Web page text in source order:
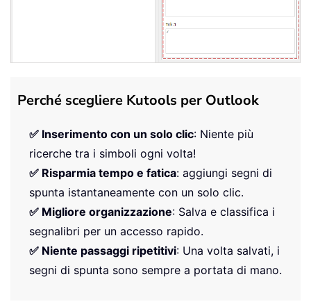
Perché scegliere Kutools per Outlook
✅ Inserimento con un solo clic: Niente più
ricerche tra i simboli ogni volta!
✅ Risparmia tempo e fatica: aggiungi segni di
spunta istantaneamente con un solo clic.
✅ Migliore organizzazione: Salva e classifica i
segnalibri per un accesso rapido.
✅ Niente passaggi ripetitivi: Una volta salvati, i
segni di spunta sono sempre a portata di mano.